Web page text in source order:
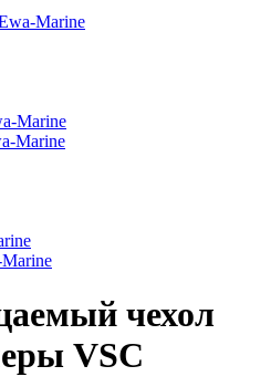
Marine
Marine
Marine
чехол
VSC